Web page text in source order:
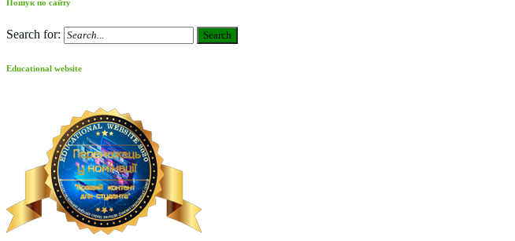
Пошук по сайту
Search for: Search
Educational website